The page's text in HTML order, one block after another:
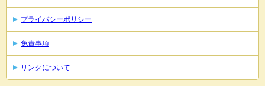
プライバシーポリシー
免責事項
リンクについて